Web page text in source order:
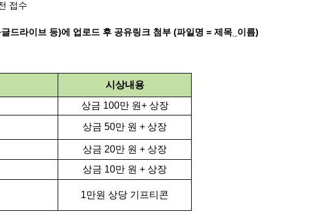
접수
글드라이브 등)에 업로드 후 공유링크 첨부 (파일명 = 제목 이름)
시상내용
상금 100만 원+ 상장
상금 50만 원 + 상장
상금 20만 원 + 상장
상금 10만 원 + 상장
1만원 상당 기프티콘